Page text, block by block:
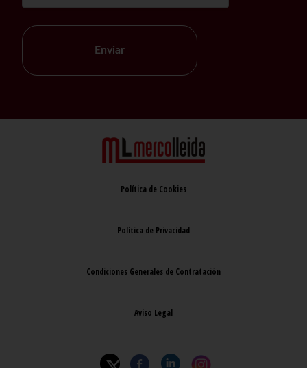
Enviar
Política de Cookies
Política de Privacidad
Condiciones Generales de Contratación
Aviso Legal